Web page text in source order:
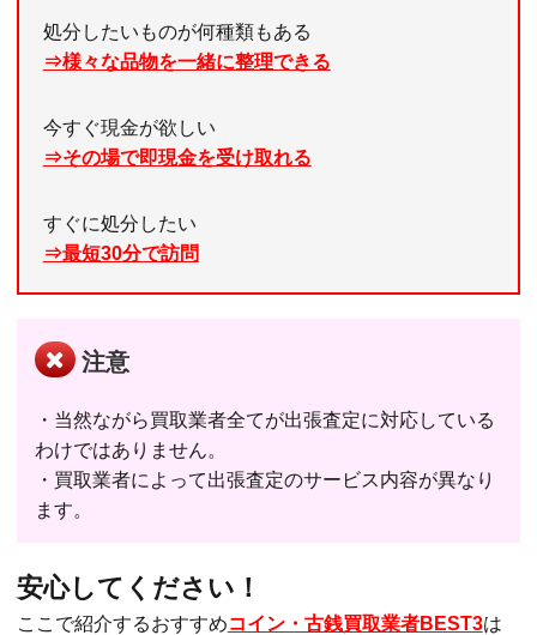
処分したいものが何種類もある
⇒様々な品物を一緒に整理できる
今すぐ現金が欲しい
⇒その場で即現金を受け取れる
すぐに処分したい
⇒最短30分で訪問
注意
・当然ながら買取業者全てが出張査定に対応している
わけではありません。
・買取業者によって出張査定のサービス内容が異なり
ます。
安心してください！
ここで紹介するおすすめコイン・古銭買取業者BEST3は